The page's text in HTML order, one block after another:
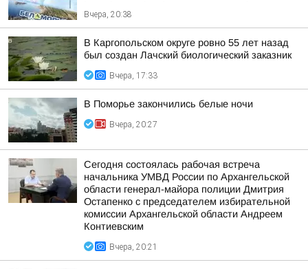
Вчера, 20:38
В Каргопольском округе ровно 55 лет назад
был создан Лачский биологический заказник
Вчера, 17:33
В Поморье закончились белые ночи
Вчера, 20:27
Сегодня состоялась рабочая встреча
начальника УМВД России по Архангельской
области генерал-майора полиции Дмитрия
Остапенко с председателем избирательной
комиссии Архангельской области Андреем
Контиевским
Вчера, 20:21